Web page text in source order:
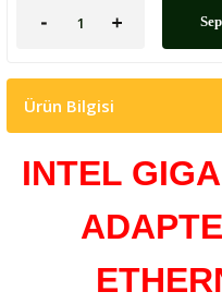
Ürün Bilgisi
INTEL